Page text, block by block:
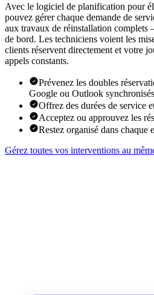
Avec le logiciel de planification pour
pouvez gérer chaque demande de
aux travaux de réinstallation complets
de bord. Les techniciens voient les
clients réservent directement et votre
appels constants.
Prévenez les doubles
Google ou Outlook synchronisés
Offrez des durées de service
Acceptez ou approuvez les
Restez organisé dans chaque
Gérez toutes vos interventions au